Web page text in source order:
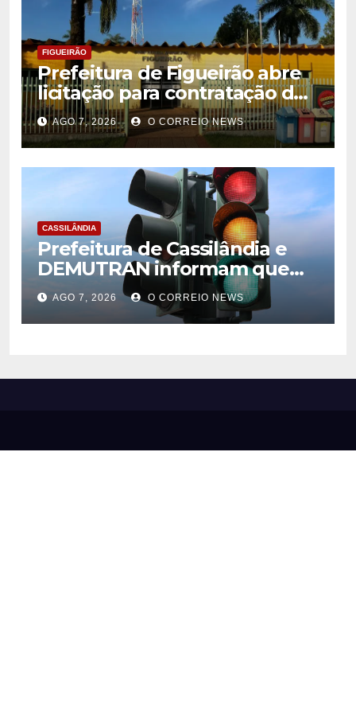
FIGUEIRÃO
Prefeitura de Figueirão abre
licitação para contratação de
estrutura de eventos
AGO 7, 2026 O CORREIO NEWS
CASSILÂNDIA
Prefeitura de Cassilândia e
DEMUTRAN informam que
semáforo entre as ruas Amin
José e Antônio Paulino
entrou em funcionamento
AGO 7, 2026 O CORREIO NEWS